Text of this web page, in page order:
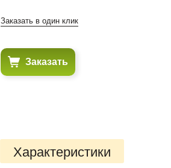
Заказать в один клик
Заказать
Характеристики